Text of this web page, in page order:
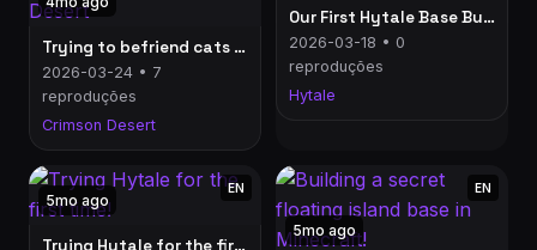
Trying to befriend cats and dogs in Crimson Desert
2026-03-24 • 7
reproduções
Crimson Desert
Our First Hytale Base Build
2026-03-18 • 0
reproduções
Hytale
5mo ago
EN
Trying Hytale for the first time!
5mo ago
EN